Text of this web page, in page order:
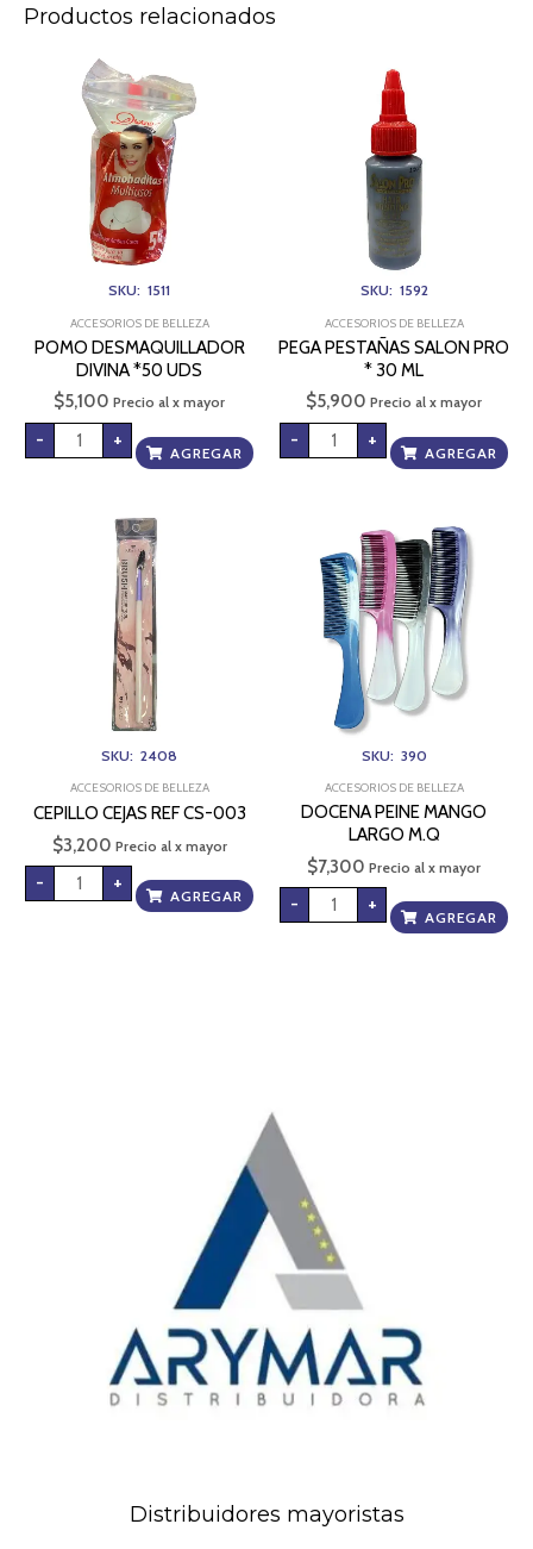
Productos relacionados
SKU: 1511
ACCESORIOS DE BELLEZA
POMO DESMAQUILLADOR
DIVINA *50 UDS
$5,100 Precio al x mayor
-
DESMAQUILLADOR
DIVINA
cantidad
+
AGREGAR
SKU: 1592
ACCESORIOS DE BELLEZA
PEGA PESTAÑAS SALON PRO
* 30 ML
$5,900 Precio al x mayor
- +
AGREGAR
SKU: 2408
ACCESORIOS DE BELLEZA
CEPILLO CEJAS REF CS-003
$3,200 Precio al x mayor
- +
AGREGAR
SKU: 390
ACCESORIOS DE BELLEZA
DOCENA PEINE MANGO
LARGO M.Q
$7,300 Precio al x mayor
-
LARGO
M.Q
cantidad
+
AGREGAR
Distribuidores mayoristas